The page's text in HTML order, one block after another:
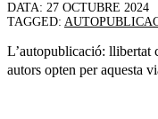
DATA: 27 OCTUBRE 2024
TAGGED:
L’autopublicació: llibertat
autors opten per aquesta